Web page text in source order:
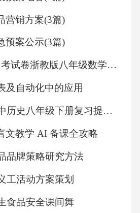
位数乘一位数，关键注意
末尾的0的个数。2、B【分
的积可能是三位数，也可
□36×3的积是四位数，因为3
的数积超过10要向十位进
所以□里的数与3的乘积必
此□里最小填3。【详解】据
的积是四位数，□里最小
【点睛】此题考查的目的是
积的位数的方法及应用。
营销方案(3篇)
预案公示(3篇)
2025-2026月考试卷浙教版八年级数学上册期末数学测试仿真冲刺卷（二）（原卷版）
及自动化中的应用
2026年版初中历史八年级下册复习提纲（表格型）
文教学 AI 备课全攻略
品牌策略研究方法
工活动方案策划
食品安全课间舞